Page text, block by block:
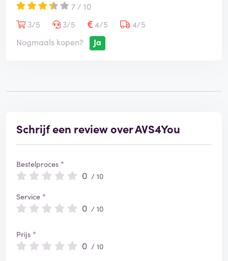
7 / 10
3/5
3/5 4/5
4/5
Nogmaals kopen?
Ja
Schrijf een review over AVS4You
Bestelproces *
0 / 10
Service *
0 / 10
Prijs *
0 / 10